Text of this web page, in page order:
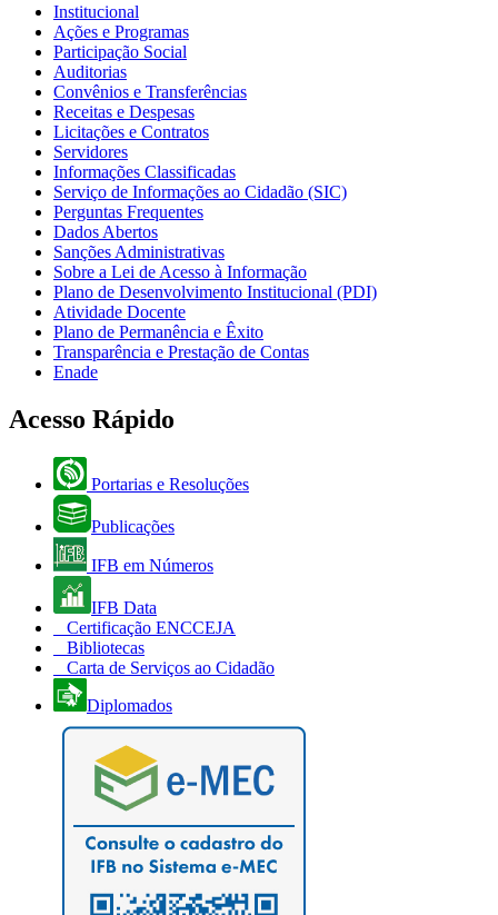
Institucional
Ações e Programas
Participação Social
Auditorias
Convênios e Transferências
Receitas e Despesas
Licitações e Contratos
Servidores
Informações Classificadas
Serviço de Informações ao Cidadão (SIC)
Perguntas Frequentes
Dados Abertos
Sanções Administrativas
Sobre a Lei de Acesso à Informação
Plano de Desenvolvimento Institucional (PDI)
Atividade Docente
Plano de Permanência e Êxito
Transparência e Prestação de Contas
Enade
Acesso Rápido
Portarias e Resoluções
Publicações
IFB em Números
IFB Data
Certificação ENCCEJA
Bibliotecas
Carta de Serviços ao Cidadão
Diplomados